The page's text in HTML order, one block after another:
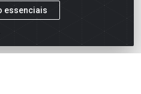
essenciais
- Av. Vautier, 468 - Pari, São
- CNPJ 00.327.385/0003-68